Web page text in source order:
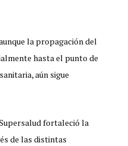
la propagación del
hasta el punto de
aún sigue
fortaleció la
de las distintas